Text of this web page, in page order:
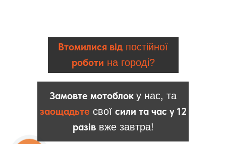
Замовте мотоблок у нас, та
заощадьте свої сили та час у 12
разіввже завтра!
Втомилися від постійної
роботи на городі?